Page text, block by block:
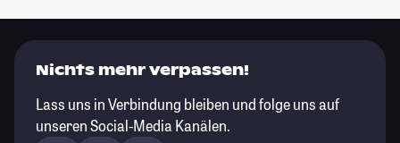
Nichts mehr verpassen!
Lass uns in Verbindung bleiben und folge uns auf
unseren Social-Media Kanälen.